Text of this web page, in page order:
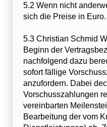
5.2 Wenn nicht
sich die Preise in Euro.
5.3 Christian Schmid
Beginn der
nachfolgend dazu
sofort fällige
anzufordern. Dabei
Vorschusszahlungen
vereinbarten
Bearbeitung der vom